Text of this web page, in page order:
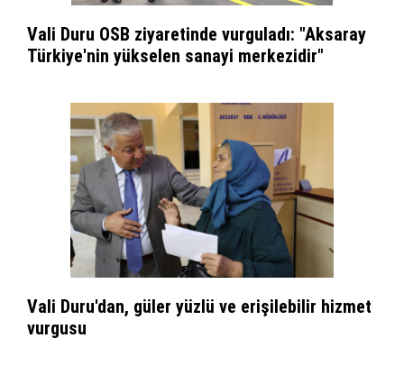
Vali Duru OSB ziyaretinde vurguladı: "Aksaray
Türkiye'nin yükselen sanayi merkezidir"
Vali Duru'dan, güler yüzlü ve erişilebilir hizmet
vurgusu